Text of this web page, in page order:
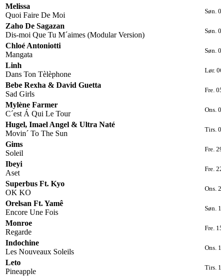
Melissa
Quoi Faire De Moi
Søn.
Zaho De Sagazan
Dis-moi Que Tu M´aimes (Modular Version)
Søn.
Chloé Antoniotti
Mangata
Søn.
Linh
Dans Ton Tèlèphone
Lør.
Bebe Rexha & David Guetta
Sad Girls
Fre.
Mylène Farmer
C´est Á Qui Le Tour
Ons.
Hugel, Imael Angel & Ultra Naté
Movin´ To The Sun
Tirs.
Gims
Soleil
Fre.
Ibeyi
Aset
Fre.
Superbus Ft. Kyo
OK KO
Ons.
Orelsan Ft. Yamê
Encore Une Fois
Søn.
Monroe
Regarde
Fre.
Indochine
Les Nouveaux Soleils
Ons.
Leto
Pineapple
Tirs.